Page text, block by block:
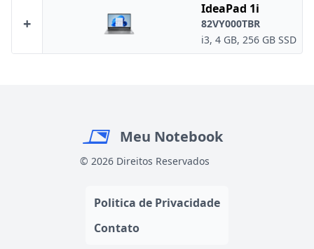
+
IdeaPad 1i
82VY000TBR
i3, 4 GB, 256 GB SSD
Meu Notebook
© 2026 Direitos Reservados
Politica de Privacidade
Contato